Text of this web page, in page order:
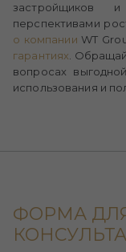
застройщиков
перспективами
о компании WT
гарантиях .
вопросах
использования и
ФОРМА